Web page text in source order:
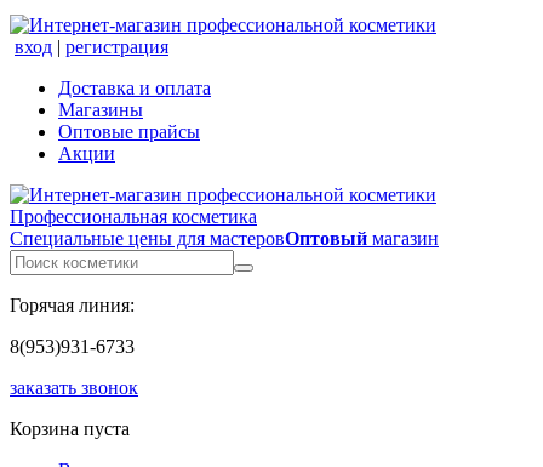
вход | регистрация
Доставка и оплата
Магазины
Оптовые прайсы
Акции
Профессиональная косметика
Специальные цены для мастеровОптовый магазин
Горячая линия:
8(953)931-6733
заказать звонок
Корзина пуста